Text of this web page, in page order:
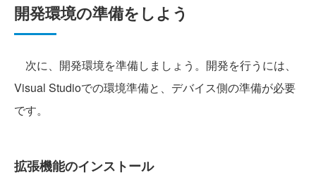
開発環境の準備をしよう
次に、開発環境を準備しましょう。開発を行うには、
Visual Studioでの環境準備と、デバイス側の準備が必要
です。
拡張機能のインストール